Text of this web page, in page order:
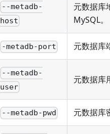
--metadb-
host
元数据库
MySQL。
-metadb-port 元数据库
--metadb-
user
元数据库
--metadb-pwd 元数据库